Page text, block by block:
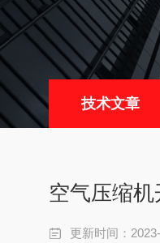
技术文章
空气压缩
更新时间：